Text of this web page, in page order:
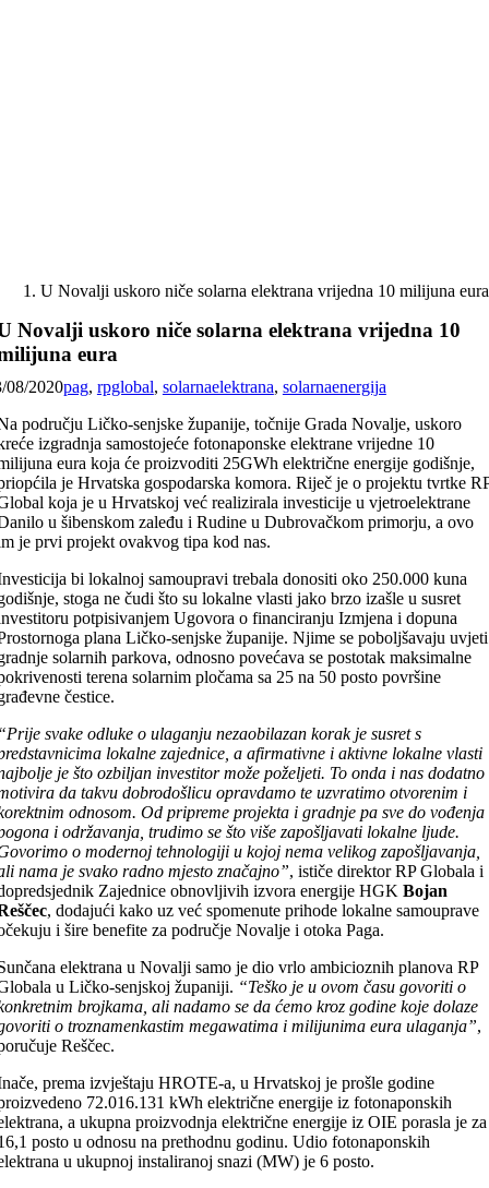
U Novalji uskoro niče solarna elektrana vrijedna 10 milijuna eura
Novalji uskoro niče solarna elektrana vrijedna 10
eura
08/2020pag, rpglobal, solarnaelektrana, solarnaenergija
području Ličko-senjske županije, točnije Grada Novalje, uskoro
izgradnja samostojeće fotonaponske elektrane vrijedne 10
eura koja će proizvoditi 25GWh električne energije godišnje,
je Hrvatska gospodarska komora. Riječ je o projektu tvrtke
koja je u Hrvatskoj već realizirala investicije u vjetroelektrane
u šibenskom zaleđu i Rudine u Dubrovačkom primorju, a ovo
je prvi projekt ovakvog tipa kod nas.
bi lokalnoj samoupravi trebala donositi oko 250.000 kuna
stoga ne čudi što su lokalne vlasti jako brzo izašle u susret
potpisivanjem Ugovora o financiranju Izmjena i dopuna
plana Ličko-senjske županije. Njime se poboljšavaju uvjeti
solarnih parkova, odnosno povećava se postotak maksimalne
terena solarnim pločama sa 25 na 50 posto površine
čestice.
svake odluke o ulaganju nezaobilazan korak je susret s
lokalne zajednice, a afirmativne i aktivne lokalne vlasti
je što ozbiljan investitor može poželjeti. To onda i nas dodatno
da takvu dobrodošlicu opravdamo te uzvratimo otvorenim i
odnosom. Od pripreme projekta i gradnje pa sve do vođenja
i održavanja, trudimo se što više zapošljavati lokalne ljude.
o modernoj tehnologiji u kojoj nema velikog zapošljavanja,
nama je svako radno mjesto značajno”, ističe direktor RP Globala i
Zajednice obnovljivih izvora energije HGKBojan
, dodajući kako uz već spomenute prihode lokalne samouprave
i šire benefite za područje Novalje i otoka Paga.
elektrana u Novalji samo je dio vrlo ambicioznih planova RP
u Ličko-senjskoj županiji. “Teško je u ovom času govoriti o
brojkama, ali nadamo se da ćemo kroz godine koje dolaze
o troznamenkastim megawatima i milijunima eura ulaganja”,
Reščec.
prema izvještaju HROTE-a, u Hrvatskoj je prošle godine
72.016.131 kWh električne energije iz fotonaponskih
a ukupna proizvodnja električne energije iz OIE porasla je za
posto u odnosu na prethodnu godinu. Udio fotonaponskih
u ukupnoj instaliranoj snazi (MW) je 6 posto.